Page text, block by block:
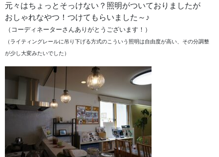
元々はちょっとそっけない？照明がついておりましたが
おしゃれなやつ！つけてもらいました～♪
（コーディネーターさんありがとうございます！）
（ライティングレールに吊り下げる方式のこういう照明は自由度が高い、その分調整
が少し大変みたいでした）